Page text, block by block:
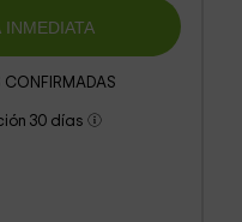
INMEDIATA
CONFIRMADAS
30 días